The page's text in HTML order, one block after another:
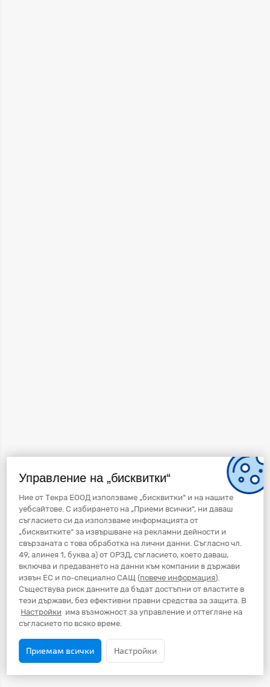
Управление на „бисквитки“
Ние от Текра ЕООД използваме „бисквитки“ и на нашите
уебсайтове. С избирането на „Приеми всички“, ни даваш
съгласието си да използваме информацията от
„бисквитките“ за извършване на рекламни дейности и
свързаната с това обработка на лични данни. Съгласно чл.
49, алинея 1, буква а) от ОРЗД, съгласието, което даваш,
включва и предаването на данни към компании в държави
извън ЕС и по-специално САЩ (повече информация).
Съществува риск данните да бъдат достъпни от властите в
тези държави, без ефективни правни средства за защита. В
Настройки има възможност за управление и оттегляне на
съгласието по всяко време.
Приемам всички Настройки